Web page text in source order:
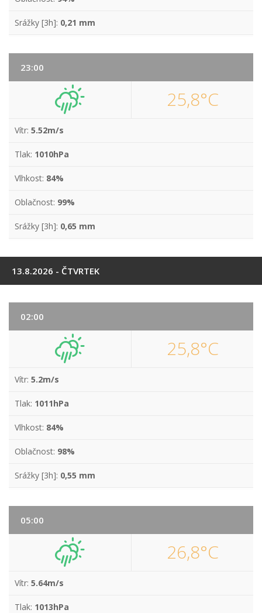
Srážky [3h]: 0,21 mm
23:00
25,8°C
Vítr: 5.52m/s
Tlak: 1010hPa
Vlhkost: 84%
Oblačnost: 99%
Srážky [3h]: 0,65 mm
13.8.2026 - ČTVRTEK
02:00
25,8°C
Vítr: 5.2m/s
Tlak: 1011hPa
Vlhkost: 84%
Oblačnost: 98%
Srážky [3h]: 0,55 mm
05:00
26,8°C
Vítr: 5.64m/s
Tlak: 1013hPa